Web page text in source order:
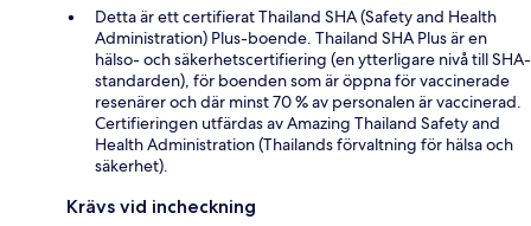
Detta är ett certifierat Thailand SHA (Safety and Health
Administration) Plus-boende. Thailand SHA Plus är en
hälso- och säkerhetscertifiering (en ytterligare nivå till SHA-
standarden), för boenden som är öppna för vaccinerade
resenärer och där minst 70 % av personalen är vaccinerad.
Certifieringen utfärdas av Amazing Thailand Safety and
Health Administration (Thailands förvaltning för hälsa och
säkerhet).
Krävs vid incheckning